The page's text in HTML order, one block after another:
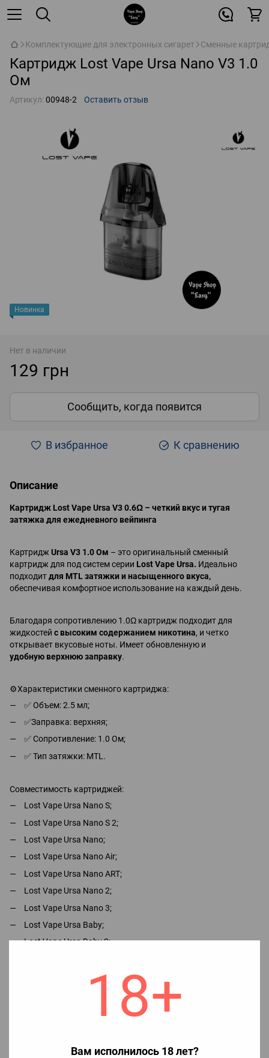
18+
Вам исполнилось 18 лет?
Комплектующие для электронных сигарет Сменные
Картридж Lost Vape Ursa Nano V3 1.0
Ом
Артикул: 00948-2 Оставить отзыв
Новинка
Нет в наличии
129 грн
Сообщить, когда появится
В избранное К сравнению
Описание
Картридж Lost Vape Ursa V3 0.6Ω – четкий вкус и тугая
затяжка для ежедневного вейпинга
Картридж Ursa V3 1.0 Ом – это оригинальный сменный
картридж для под систем серии Lost Vape Ursa. Идеально
подходитдля MTL затяжки и насыщенного вкуса,
обеспечивая комфортное использование на каждый день.
Благодаря сопротивлению 1.0Ω картридж подходит для
жидкостей с высоким содержанием никотина, и четко
открывает вкусовые ноты. Имеет обновленную и
удобную верхнюю заправку.
⚙Характеристики сменного картриджа:
✅ Объем: 2.5 мл;
✅Заправка: верхняя;
✅ Сопротивление: 1.0 Ом;
✅ Тип затяжки: MTL.
Совместимость картриджей:
Lost Vape Ursa Nano S;
Lost Vape Ursa Nano S 2;
Lost Vape Ursa Nano;
Lost Vape Ursa Nano Air;
Lost Vape Ursa Nano ART;
Lost Vape Ursa Nano 2;
Lost Vape Ursa Nano 3;
Lost Vape Ursa Baby;
Lost Vape Ursa Baby 2;
Lost Vape Ursa Baby Pro;